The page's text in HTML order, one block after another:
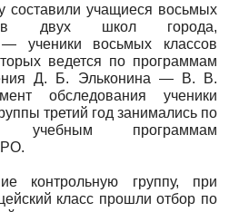
составили учащиеся восьмых
двух школ города,
— ученики восьмых классов
ведется по программам
Д. Б. Эльконина — В. В.
обследования ученики
третий год занимались по
учебным программам
РО.
контрольную группу, при
класс прошли отбор по